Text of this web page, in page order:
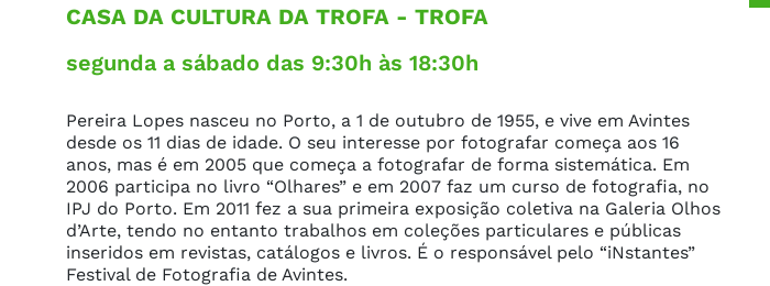
CASA DA CULTURA DA TROFA - TROFA
segunda a sábado das 9:30h às 18:30h
Pereira Lopes nasceu no Porto, a 1 de outubro de 1955, e vive em Avintes
desde os 11 dias de idade. O seu interesse por fotografar começa aos 16
anos, mas é em 2005 que começa a fotografar de forma sistemática. Em
2006 participa no livro “Olhares” e em 2007 faz um curso de fotografia, no
IPJ do Porto. Em 2011 fez a sua primeira exposição coletiva na Galeria Olhos
d’Arte, tendo no entanto trabalhos em coleções particulares e públicas
inseridos em revistas, catálogos e livros. É o responsável pelo “iNstantes”
Festival de Fotografia de Avintes.